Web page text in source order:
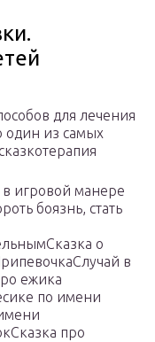
для лечения
один из самых
игровой манере
боязнь, стать
о
в
ежика
по имени
про